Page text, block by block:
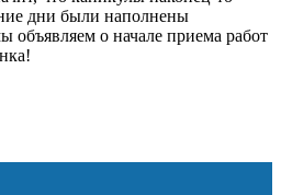
дни были наполнены
объявляем о начале приема работ